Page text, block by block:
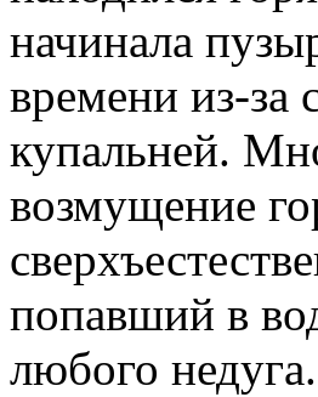
начинала
времени из-за
купальней.
возмущение
попавший в
любого недуга.